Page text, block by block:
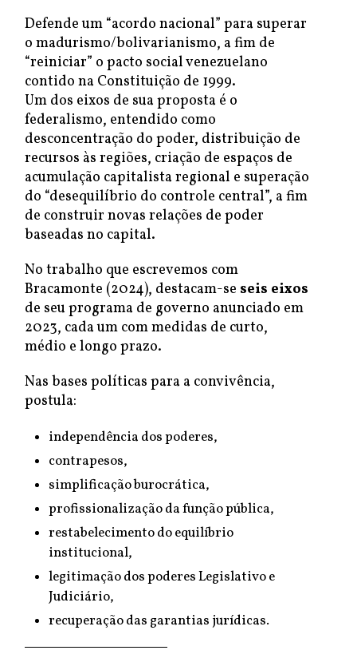
Defende um “acordo nacional” para superar
o madurismo/bolivarianismo, a fim de
“reiniciar” o pacto social venezuelano
contido na Constituição de 1999.
Um dos eixos de sua proposta é o
federalismo, entendido como
desconcentração do poder, distribuição de
recursos às regiões, criação de espaços de
acumulação capitalista regional e superação
do “desequilíbrio do controle central”, a fim
de construir novas relações de poder
baseadas no capital.
No trabalho que escrevemos com
Bracamonte (2024), destacam-se seis eixos
de seu programa de governo anunciado em
2023, cada um com medidas de curto,
médio e longo prazo.
Nas bases políticas para a convivência,
postula:
independência dos poderes,
contrapesos,
simplificação burocrática,
profissionalização da função pública,
restabelecimento do equilíbrio
institucional,
legitimação dos poderes Legislativo e
Judiciário,
recuperação das garantias jurídicas.